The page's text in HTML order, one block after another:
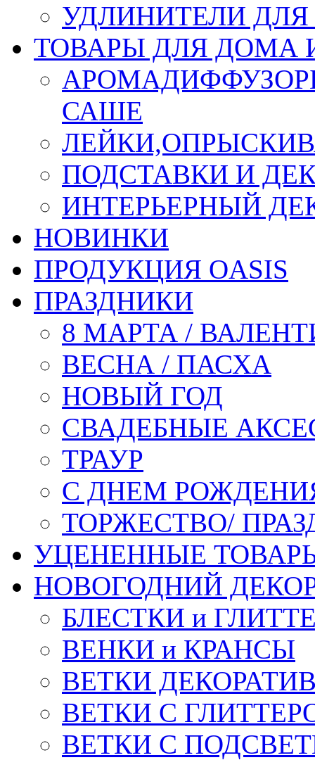
УДЛИНИТЕЛИ
ТОВАРЫ ДЛЯ ДОМА
САШЕ
ПОДСТАВКИ И
ИНТЕРЬЕРНЫЙ
НОВИНКИ
ПРОДУКЦИЯ OASIS
ПРАЗДНИКИ
8 МАРТА /
ВЕСНА / ПАСХА
НОВЫЙ ГОД
СВАДЕБНЫЕ
ТРАУР
С ДНЕМ
ТОРЖЕСТВО/
УЦЕНЕННЫЕ
НОВОГОДНИЙ
БЛЕСТКИ и
ВЕНКИ и КРАНСЫ
ВЕТКИ
ВЕТКИ С
ВЕТКИ С